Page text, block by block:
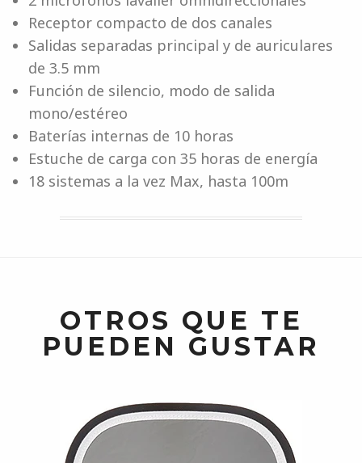
Receptor compacto de dos canales
Salidas separadas principal y de auriculares
de 3.5 mm
Función de silencio, modo de salida
mono/estéreo
Baterías internas de 10 horas
Estuche de carga con 35 horas de energía
18 sistemas a la vez Max, hasta 100m
OTROS QUE TE
PUEDEN GUSTAR